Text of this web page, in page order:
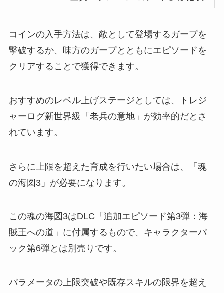
コインの入手方法は、敵として登場するガープを
撃破するか、味方のガープとともにエピソードを
クリアすることで獲得できます。
おすすめのレベル上げステージとしては、トレジ
ャーログ新世界級「老兵の意地」が効率的だとさ
れています。
さらに上限を超えた育成を行いたい場合は、「魂
の海図3」が必要になります。
この魂の海図3はDLC「追加エピソード第3弾：海
賊王への道」に付属するもので、キャラクターパ
ック第6弾とは別売りです。
パラメータの上限突破や既存スキルの限界を超え